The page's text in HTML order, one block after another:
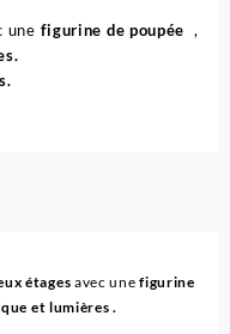
une figurine de poupée ,
étages avec unefigurine
et lumières .